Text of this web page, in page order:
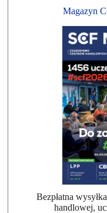
Magazyn
Bezpłatna
handlowej,